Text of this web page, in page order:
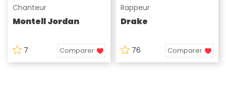
Chanteur
Montell Jordan
7 Comparer
Rappeur
Drake
76 Comparer